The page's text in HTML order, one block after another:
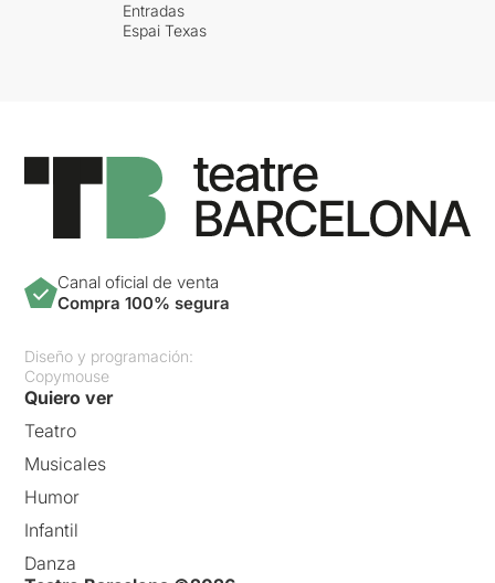
Entradas
Espai Texas
Canal oficial de venta
Compra 100% segura
Diseño y programación:
Copymouse
Quiero ver
Teatro
Musicales
Humor
Infantil
Danza